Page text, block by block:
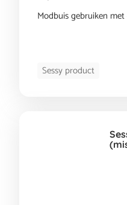
Modbuis gebruiken met
Sessy product